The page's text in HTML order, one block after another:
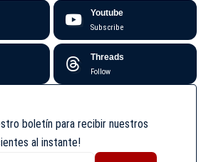
Youtube
Subscribe
Threads
Follow
boletín para recibir nuestros
al instante!